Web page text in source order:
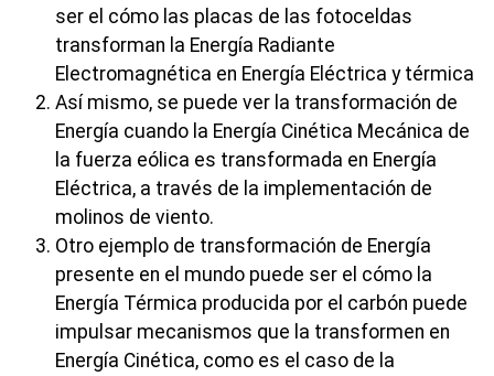
ser el cómo las placas de las fotoceldas
transforman la Energía Radiante
Electromagnética en Energía Eléctrica y térmica
Así mismo, se puede ver la transformación de
Energía cuando la Energía Cinética Mecánica de
la fuerza eólica es transformada en Energía
Eléctrica, a través de la implementación de
molinos de viento.
Otro ejemplo de transformación de Energía
presente en el mundo puede ser el cómo la
Energía Térmica producida por el carbón puede
impulsar mecanismos que la transformen en
Energía Cinética, como es el caso de la